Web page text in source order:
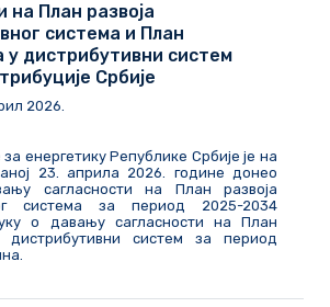
на План развоја
система и План
у дистрибутивни систем
Србије
2026.
енергетику Републике Србије је на
23. априла 2026. године донео
сагласности на План развоја
система за период 2025-2034
о давању сагласности на План
дистрибутивни систем за период